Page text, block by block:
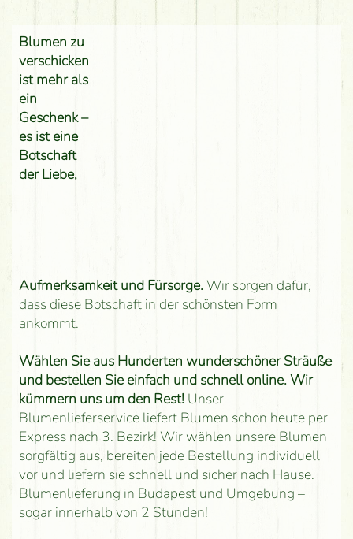
Blumen zu
verschicken
ist mehr als
ein
Geschenk –
es ist eine
Botschaft
der Liebe,
Aufmerksamkeit und Fürsorge.Wir sorgen dafür,
dass diese Botschaft in der schönsten Form
ankommt.
Wählen Sie aus Hunderten wunderschöner Sträuße
und bestellen Sie einfach und schnell online. Wir
kümmern uns um den Rest!Unser
Blumenlieferservice liefert Blumen schon heute per
Express nach 3. Bezirk! Wir wählen unsere Blumen
sorgfältig aus, bereiten jede Bestellung individuell
vor und liefern sie schnell und sicher nach Hause.
Blumenlieferung in Budapest und Umgebung –
sogar innerhalb von 2 Stunden!